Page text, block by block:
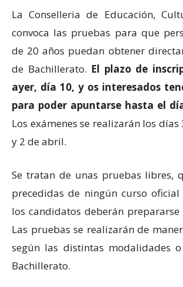
La Conselleria de Educación,
convoca las pruebas para que
de 20 años puedan obtener
de Bachillerato. El plazo de
ayer, día 10, y os interesados
para poder apuntarse hasta el
Los exámenes se realizarán los días
y 2 de abril.
Se tratan de unas pruebas libres,
precedidas de ningún curso
los candidatos deberán prepararse
Las pruebas se realizarán de
según las distintas modalidades
Bachillerato.